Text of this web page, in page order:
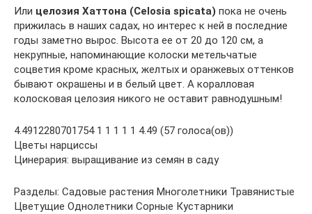
Или целозия Хаттона (Celosia spicata) пока не очень
прижилась в наших садах, но интерес к ней в последние
годы заметно вырос. Высота ее от 20 до 120 см, а
некрупные, напоминающие колоски метельчатые
соцветия кроме красных, желтых и оранжевых оттенков
бывают окрашены и в белый цвет. А коралловая
колосковая целозия никого не оставит равнодушным!
4.4912280701754 1 1 1 1 1 4.49 (57 голоса(ов))
Цветы нарциссы
Цинерария: выращивание из семян в саду
Разделы: Садовые растения Многолетники Травянистые
Цветущие Однолетники Сорные Кустарники